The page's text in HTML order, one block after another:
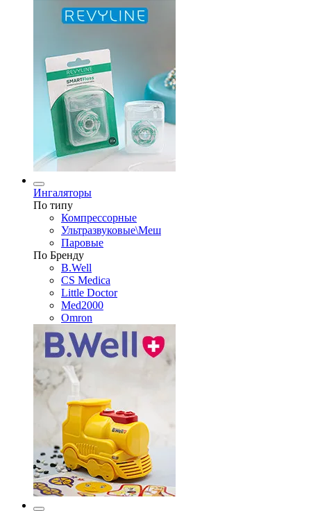
Ингаляторы
По типу
Компрессорные
Ультразвуковые\Меш
Паровые
По Бренду
B.Well
CS Medica
Little Doctor
Med2000
Omron